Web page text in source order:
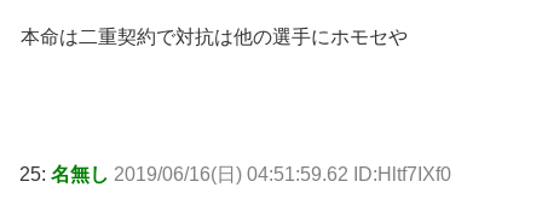
本命は二重契約で対抗は他の選手にホモセや
25: 名無し 2019/06/16(日) 04:51:59.62 ID:Hltf7IXf0